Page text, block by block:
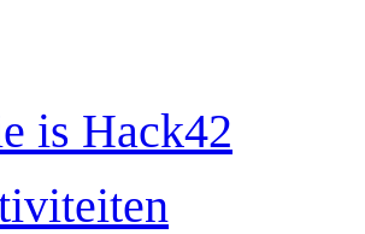
is Hack42